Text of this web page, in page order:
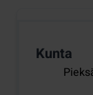
Kunta